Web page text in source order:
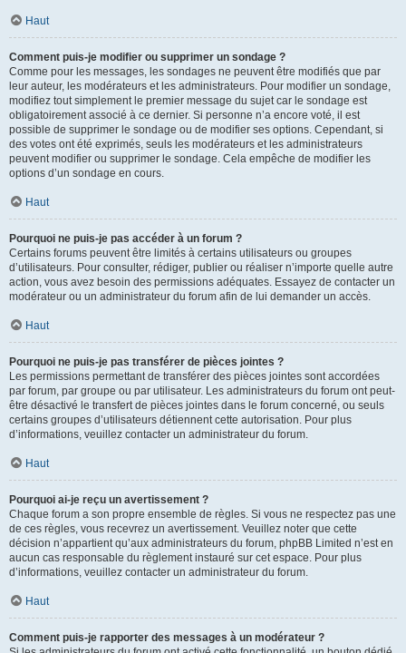
Haut
Comment puis-je modifier ou supprimer un sondage ?
Comme pour les messages, les sondages ne peuvent être modifiés que par
leur auteur, les modérateurs et les administrateurs. Pour modifier un sondage,
modifiez tout simplement le premier message du sujet car le sondage est
obligatoirement associé à ce dernier. Si personne n’a encore voté, il est
possible de supprimer le sondage ou de modifier ses options. Cependant, si
des votes ont été exprimés, seuls les modérateurs et les administrateurs
peuvent modifier ou supprimer le sondage. Cela empêche de modifier les
options d’un sondage en cours.
Haut
Pourquoi ne puis-je pas accéder à un forum ?
Certains forums peuvent être limités à certains utilisateurs ou groupes
d’utilisateurs. Pour consulter, rédiger, publier ou réaliser n’importe quelle autre
action, vous avez besoin des permissions adéquates. Essayez de contacter un
modérateur ou un administrateur du forum afin de lui demander un accès.
Haut
Pourquoi ne puis-je pas transférer de pièces jointes ?
Les permissions permettant de transférer des pièces jointes sont accordées
par forum, par groupe ou par utilisateur. Les administrateurs du forum ont peut-
être désactivé le transfert de pièces jointes dans le forum concerné, ou seuls
certains groupes d’utilisateurs détiennent cette autorisation. Pour plus
d’informations, veuillez contacter un administrateur du forum.
Haut
Pourquoi ai-je reçu un avertissement ?
Chaque forum a son propre ensemble de règles. Si vous ne respectez pas une
de ces règles, vous recevrez un avertissement. Veuillez noter que cette
décision n’appartient qu’aux administrateurs du forum, phpBB Limited n’est en
aucun cas responsable du règlement instauré sur cet espace. Pour plus
d’informations, veuillez contacter un administrateur du forum.
Haut
Comment puis-je rapporter des messages à un modérateur ?